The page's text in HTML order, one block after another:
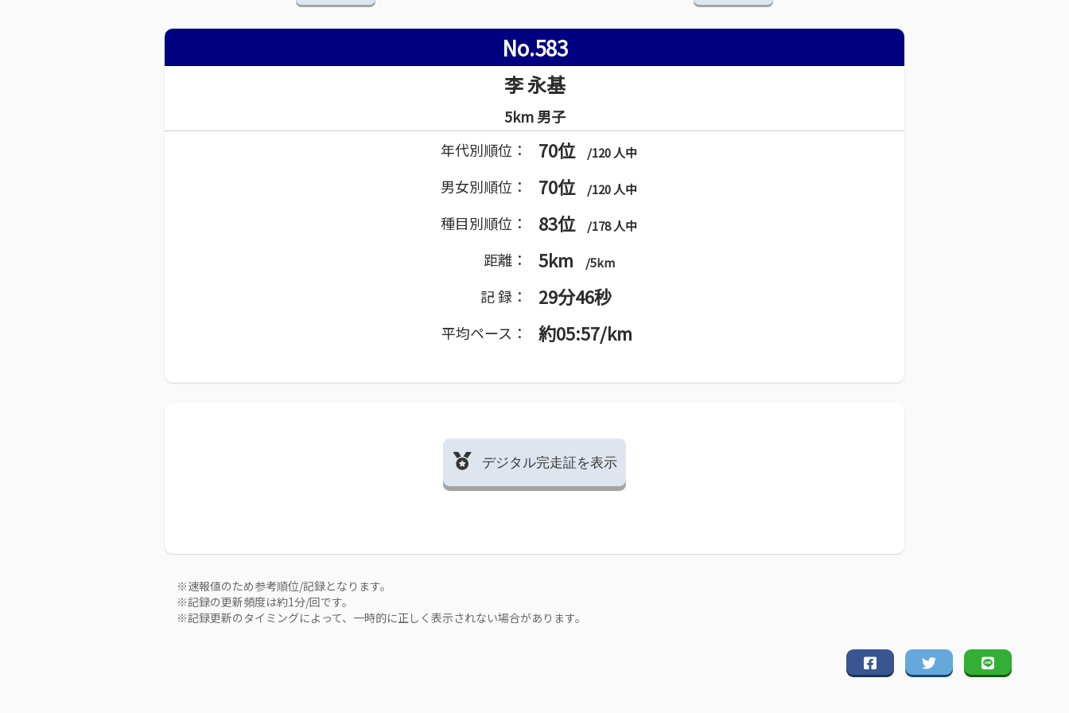
No.583
李 永基
5km 男子
年代別順位：
70位 /120 人中
男女別順位： 70位 /120 人中
種目別順位： 83位 /178 人中
距離： 5km /5km
記 録： 29分46秒
平均ペース： 約05:57/km
デジタル完走証を表示
※速報値のため参考順位/記録となります。
※記録の更新頻度は約1分/回です。
※記録更新のタイミングによって、一時的に正しく表示されない場合があります。